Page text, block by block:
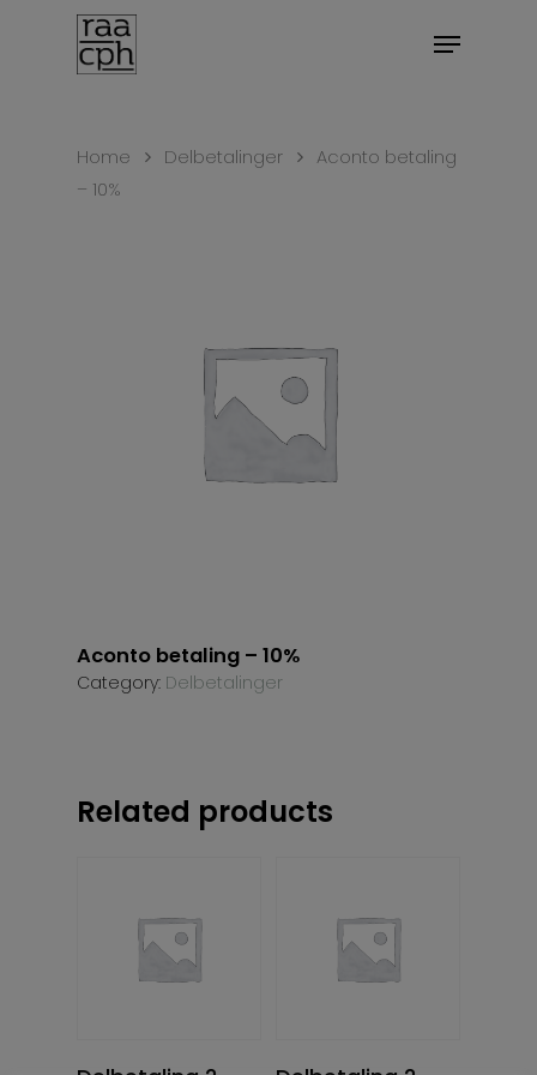
BOOK MØDE
Home Delbetalinger
Aconto betaling
– 10%
Aconto betaling – 10%
Category: Delbetalinger
Related products
Read More Read More